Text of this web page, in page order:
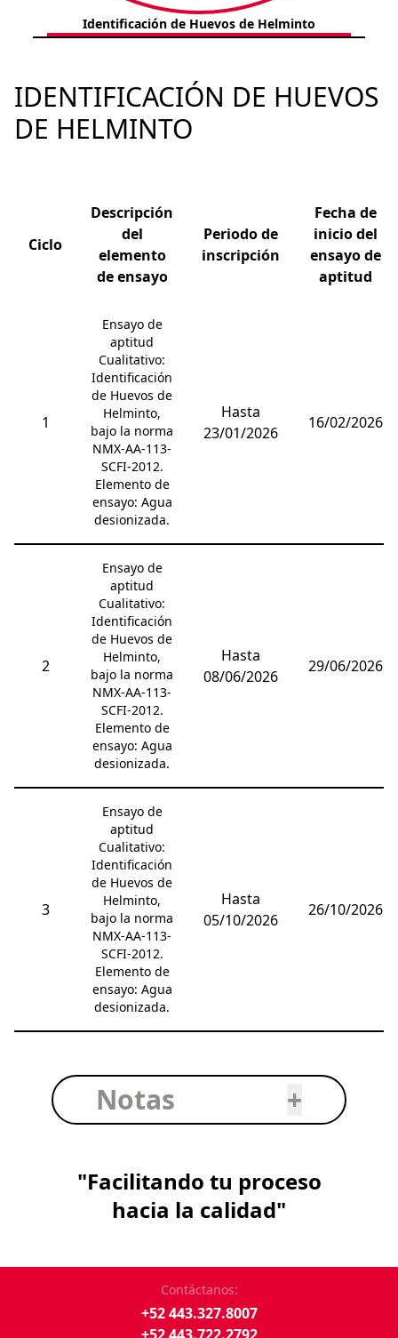
Identificación de Huevos de Helminto
IDENTIFICACIÓN DE HUEVOS
DE HELMINTO
Ciclo
Descripción
del
elemento
de ensayo
Periodo de
inscripción
Fecha de
inicio del
ensayo de
aptitud
1
Ensayo de
aptitud
Cualitativo:
Identificación
de Huevos de
Helminto,
bajo la norma
NMX-AA-113-
SCFI-2012.
Elemento de
ensayo: Agua
desionizada.
Hasta
23/01/2026
16/02/2026
2
Ensayo de
aptitud
Cualitativo:
Identificación
de Huevos de
Helminto,
bajo la norma
NMX-AA-113-
SCFI-2012.
Elemento de
ensayo: Agua
desionizada.
Hasta
08/06/2026
29/06/2026
3
Ensayo de
aptitud
Cualitativo:
Identificación
de Huevos de
Helminto,
bajo la norma
NMX-AA-113-
SCFI-2012.
Elemento de
ensayo: Agua
desionizada.
Hasta
05/10/2026
26/10/2026
Notas +
"Facilitando tu proceso
hacia la calidad"
Contáctanos:
+52 443.327.8007
+52 443.722.2792